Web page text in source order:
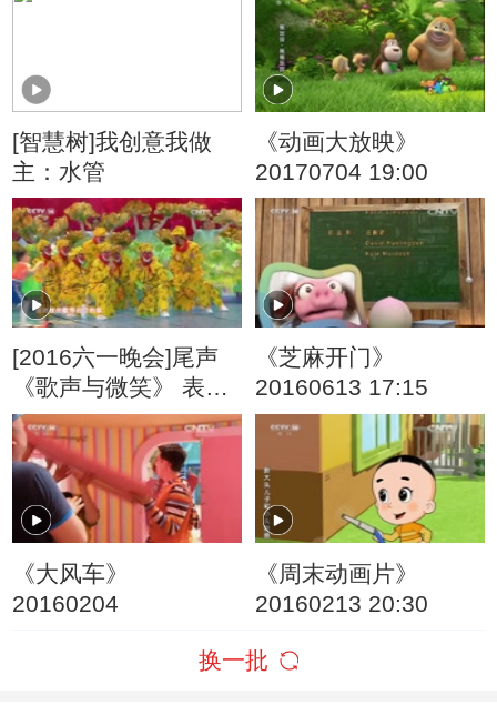
[智慧树]我创意我做
主：水管
《动画大放映》
20170704 19:00
[2016六一晚会]尾声
《歌声与微笑》 表
演：银河少儿电视艺
术团等
《芝麻开门》
20160613 17:15
《大风车》
20160204
《周末动画片》
20160213 20:30
换一批